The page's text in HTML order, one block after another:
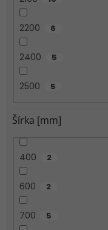
2200 6
2400 5
2500 5
Šírka [mm]
400 2
600 2
700 5